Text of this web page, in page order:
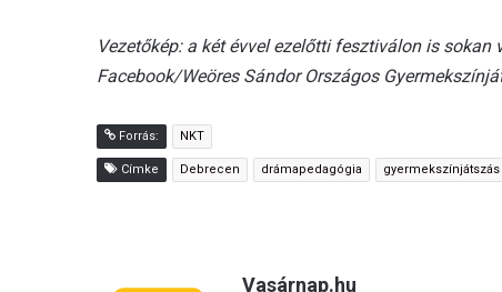
Vezetőkép: a két évvel ezelőtti fesztiválon is
Facebook/Weöres Sándor Országos
Forrás: NKT
Címke Debrecen drámapedagógia gyermekszínjátszás
Vasárnap.hu